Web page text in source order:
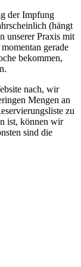
der Impfung
(hängt
unserer Praxis mit
gerade
bekommen,
nach, wir
Mengen an
zu
ist, können wir
sind die